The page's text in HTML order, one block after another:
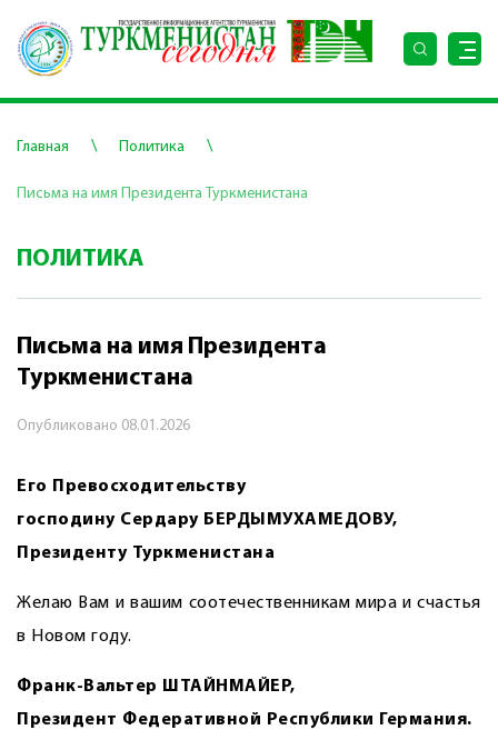
Главная \ Политика \
Письма на имя Президента Туркменистана
ПОЛИТИКА
Письма на имя Президента
Туркменистана
Опубликовано 08.01.2026
Его Превосходительству
господину Сердару БЕРДЫМУХАМЕДОВУ,
Президенту Туркменистана
Желаю Вам и вашим соотечественникам мира и счастья
в Новом году.
Франк-Вальтер ШТАЙНМАЙЕР,
Президент Федеративной Республики Германия.